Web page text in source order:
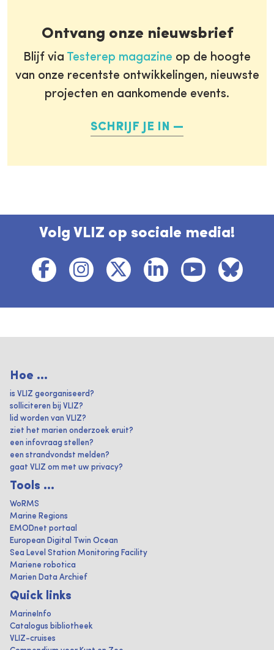
Ontvang onze nieuwsbrief
Blijf via Testerep magazine op de hoogte
van onze recentste ontwikkelingen, nieuwste
projecten en aankomende events.
SCHRIJF JE IN
Volg VLIZ op sociale media!
Hoe ...
is VLIZ georganiseerd?
solliciteren bij VLIZ?
lid worden van VLIZ?
ziet het marien onderzoek eruit?
een infovraag stellen?
een strandvondst melden?
gaat VLIZ om met uw privacy?
Tools ...
WoRMS
Marine Regions
EMODnet portaal
European Digital Twin Ocean
Sea Level Station Monitoring Facility
Mariene robotica
Marien Data Archief
Quick links
MarineInfo
Catalogus bibliotheek
VLIZ-cruises